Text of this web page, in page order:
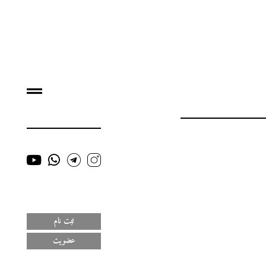
ثبت نام
عضویت